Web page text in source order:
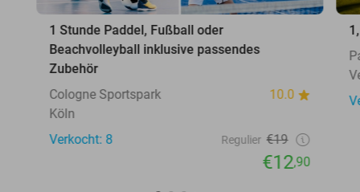
1 Stunde Paddel, Fußball oder
Beachvolleyball inklusive passendes
Zubehör
Cologne Sportspark
10.0
Köln
Verkocht: 8
Regulier €19
€12,90